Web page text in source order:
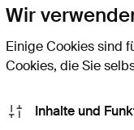
85 USD
Wir
Einige Cookies sind
Cookies, die Sie
Inhalte und